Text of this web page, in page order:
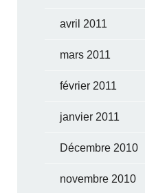
avril 2011
mars 2011
février 2011
janvier 2011
Décembre 2010
novembre 2010